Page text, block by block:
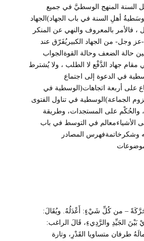
السنة المنهج الوسطيَّ في جميع
أهلِ السنة في باب الجهاد)الجهاد
، فالأمر بالمعروف والنهي عن المنكر
-عز وجل- من الجهاد الكبيريُفَرّق عند
حالة الضعف وحالة القوةالجواب
جهاد الدَّفْع لا الطلب ، ولا يُشترط
في الدعوة إلى اجتماع
على أربعة اتجاهات(الوسطية في
الجماعة)الوسطية في تناول الفتوى
والحُكْم على المستجدات، وطريقة
الأشياءمعالم في التوسط في باب
وشكرخاتمةفهرس المصادر
– من كُلِّ شَيْءٍ: أَعْدَلُهُ. ويُقَالَ:
الجَيِّدِ والرَّدِيءِ، قَالَ الراغب:
طرفان متساويا القَدْرِ، وتارة